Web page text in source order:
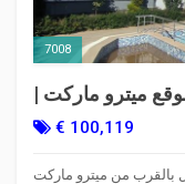
7008
| موقع ميترو ماركت |
| الرمز 7008
€ 100,119
بالقرب من ميترو ماركت